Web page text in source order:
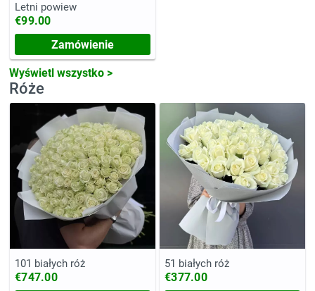
Letni powiew
€99.00
Zamówienie
Wyświetl wszystko >
Róże
101 białych róż
€747.00
51 białych róż
€377.00